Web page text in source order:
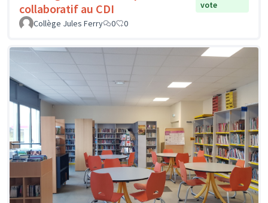
collaboratif au CDI
vote
Collège Jules Ferry
0 0